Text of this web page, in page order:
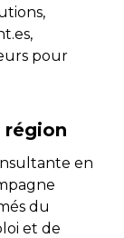
pour
région
en
du
et de